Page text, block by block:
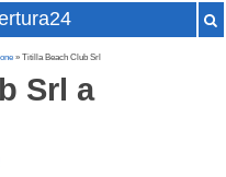
» Titilla Beach Club Srl
Srl a